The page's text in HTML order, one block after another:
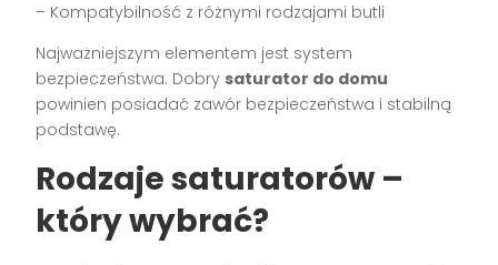
– Kompatybilność z różnymi rodzajami butli
Najważniejszym elementem jest system
bezpieczeństwa. Dobry saturator do domu
powinien posiadać zawór bezpieczeństwa i stabilną
podstawę.
Rodzaje saturatorów –
który wybrać?